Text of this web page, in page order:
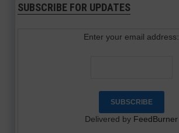
SUBSCRIBE FOR UPDATES
Enter your email address:
Delivered by FeedBurner